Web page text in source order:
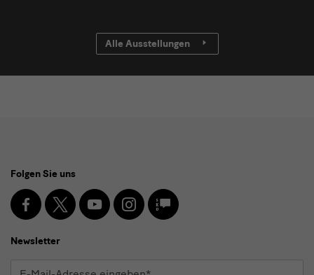
Alle Ausstellungen
Media
und
Newsletter
Folgen Sie uns
Facebook
X YoutubeInstagramSKD
Blog
Newsletter